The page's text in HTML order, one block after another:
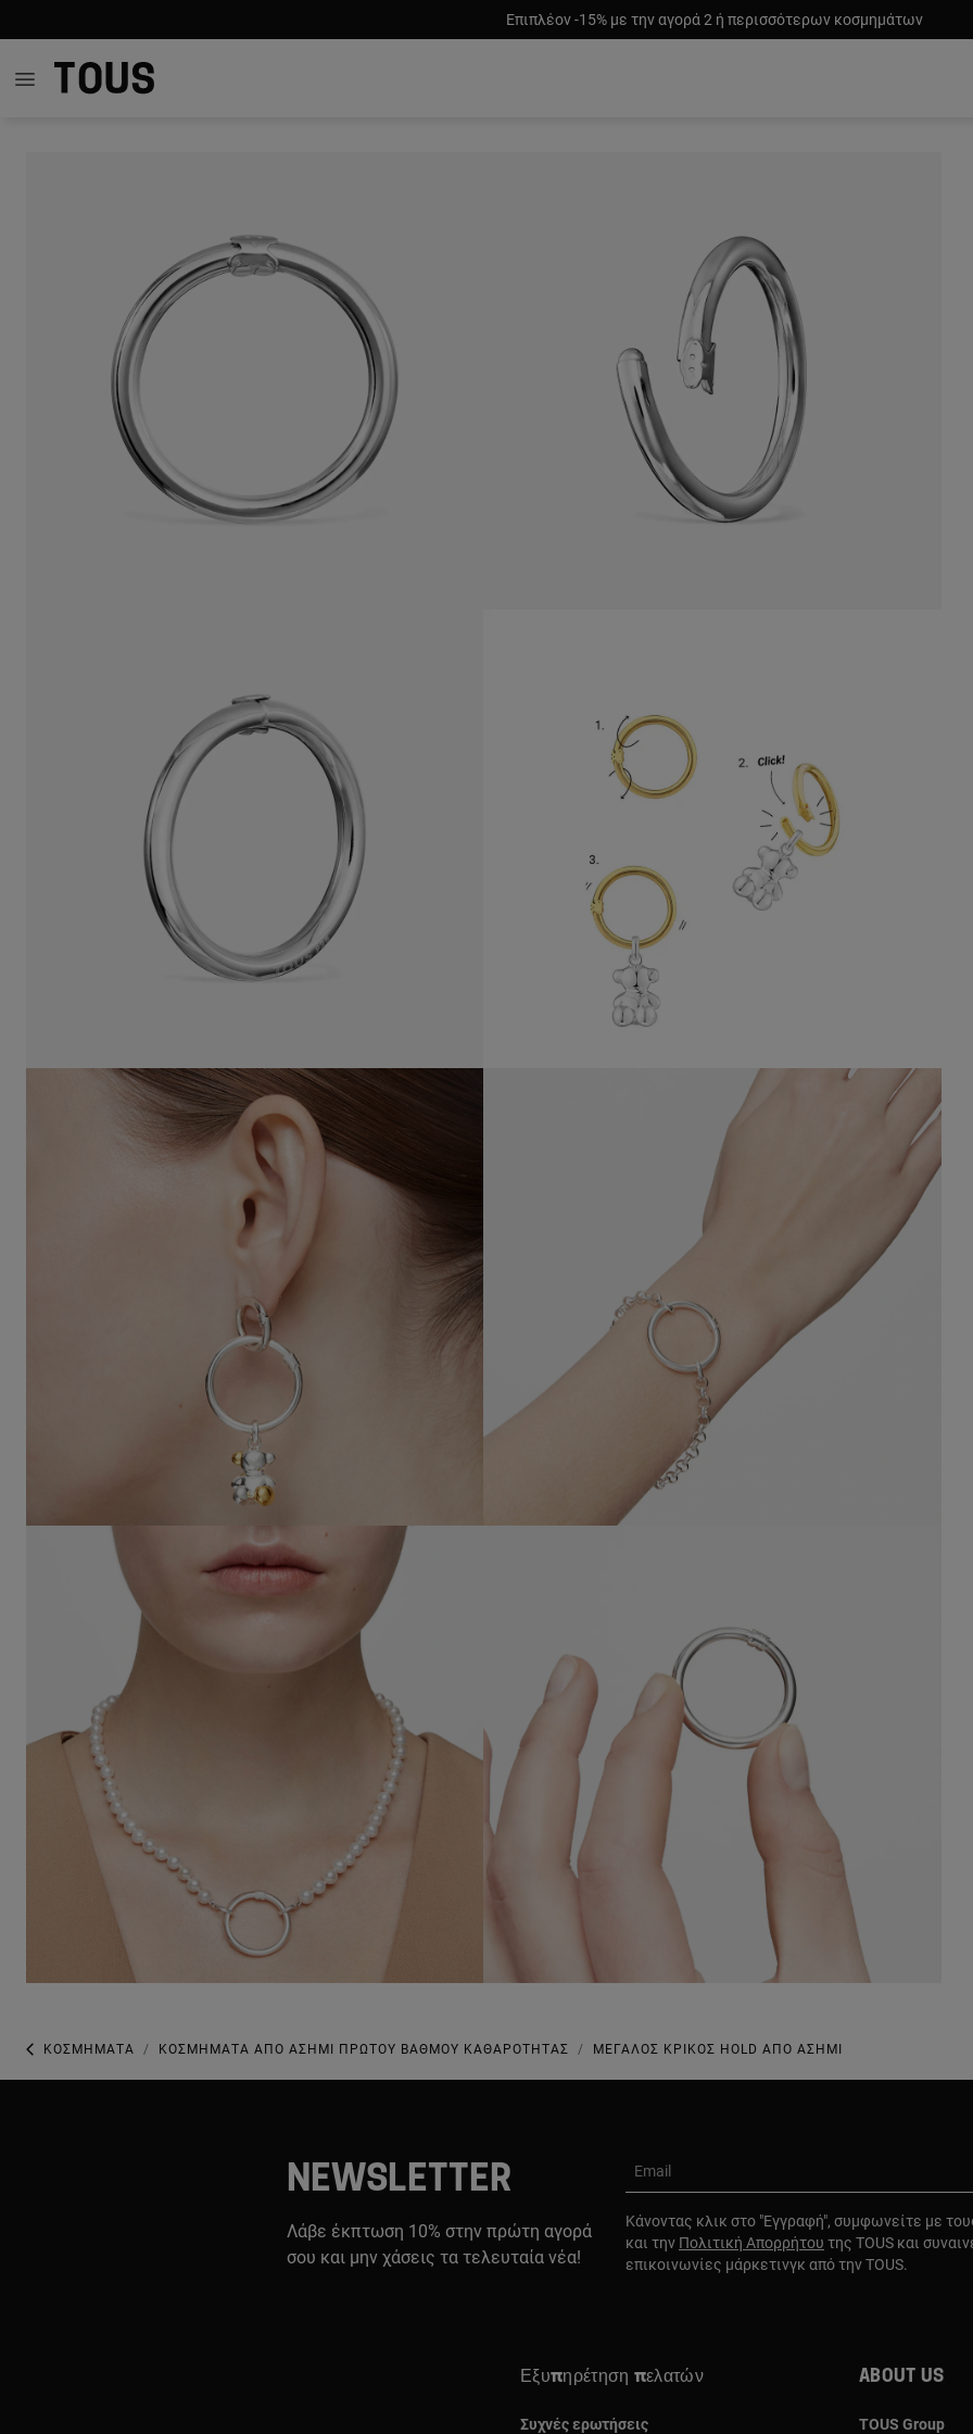
Επιπλέον -15% με την αγορά 2 ή περισσότερων κοσμημάτων
ΚΟΣΜΉΜΑΤΑ ΚΟΣΜΉΜΑΤΑ ΑΠΌ ΑΣΉΜΙ ΠΡΏΤΟΥ ΒΑΘΜΟΎ ΚΑΘΑΡΌΤΗΤΑΣ ΜΕΓΆΛΟΣ ΚΡΊΚΟΣ HOLD ΑΠΌ ΑΣΉΜΙ
NEWSLETTER
Λάβε έκπτωση 10% στην πρώτη αγορά
σου και μην χάσεις τα τελευταία νέα!
Email
Κάνοντας κλικ στο "Εγγραφή", συμφωνείτε με
και την Πολιτική Απορρήτου της TOUS και
επικοινωνίες μάρκετινγκ από την TOUS.
Εξυπηρέτηση πελατών
Συχνές ερωτήσεις
About us
TOUS Group